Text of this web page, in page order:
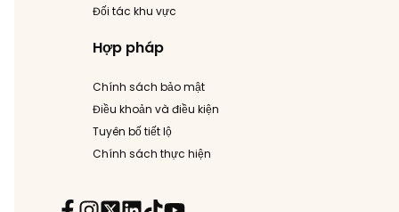
Đối tác khu vực
Hợp pháp
Chính sách bảo mật
Điều khoản và điều kiện
Tuyên bố tiết lộ
Chính sách thực hiện